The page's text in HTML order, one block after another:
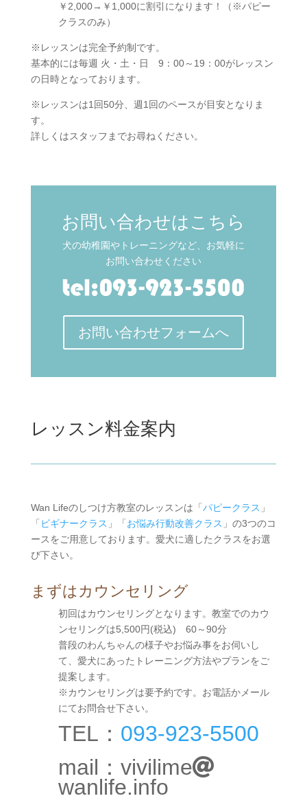
￥2,000→￥1,000に割引になります！（※パピー
クラスのみ）
※レッスンは完全予約制です。
基本的には毎週 火・土・日 9：00～19：00がレッスン
の日時となっております。
※レッスンは1回50分、週1回のペースが目安となりま
す。
詳しくはスタッフまでお尋ねください。
お問い合わせはこちら
犬の幼稚園やトレーニングなど、お気軽に
お問い合わせください
お問い合わせフォームへ
レッスン料金案内
Wan Lifeのしつけ方教室のレッスンは「 パピークラス 」
「 ビギナークラス 」「 お悩み行動改善クラス 」の3つのコ
ースをご用意しております。愛犬に適したクラスをお選
び下さい。
まずはカウンセリング
初回はカウンセリングとなります。教室でのカウ
ンセリングは5,500円(税込) 60～90分
普段のわんちゃんの様子やお悩み事をお伺いし
て、愛犬にあったトレーニング方法やプランをご
提案します。
※カウンセリングは要予約です。お電話かメール
にてお問合せ下さい。
TEL： 093-923-5500
mail：vivilime
wanlife.info